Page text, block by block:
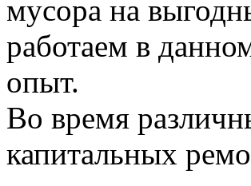
мусора на
работаем в
опыт.
Во время
капитальных